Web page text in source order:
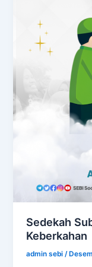
Sedekah
Keberkahan
admin sebi /